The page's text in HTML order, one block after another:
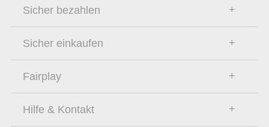
Sicher bezahlen
Sicher einkaufen
Fairplay
Hilfe & Kontakt